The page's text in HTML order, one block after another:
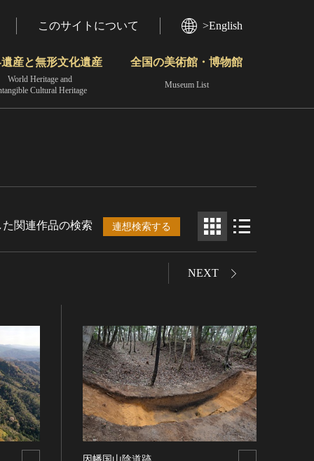
このサイトについて >English
産と無形文化遺産
World Heritage and
Cultural Heritage
全国の美術館・博物館
Museum List
関連作品の検索 連想検索する
NEXT